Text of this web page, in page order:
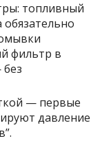
топливный
обязательно
фильтр в
— первые
давление